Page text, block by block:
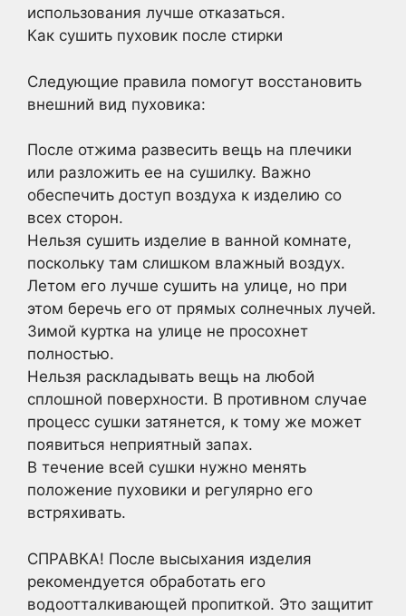
использования лучше отказаться.
Как сушить пуховик после стирки
Следующие правила помогут восстановить
внешний вид пуховика:
После отжима развесить вещь на плечики
или разложить ее на сушилку. Важно
обеспечить доступ воздуха к изделию со
всех сторон.
Нельзя сушить изделие в ванной комнате,
поскольку там слишком влажный воздух.
Летом его лучше сушить на улице, но при
этом беречь его от прямых солнечных лучей.
Зимой куртка на улице не просохнет
полностью.
Нельзя раскладывать вещь на любой
сплошной поверхности. В противном случае
процесс сушки затянется, к тому же может
появиться неприятный запах.
В течение всей сушки нужно менять
положение пуховики и регулярно его
встряхивать.
СПРАВКА! После высыхания изделия
рекомендуется обработать его
водоотталкивающей пропиткой. Это защитит